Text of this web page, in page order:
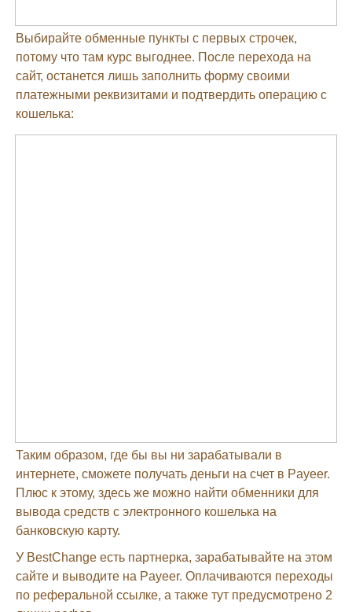
Выбирайте обменные пункты с первых строчек,
потому что там курс выгоднее. После перехода на
сайт, останется лишь заполнить форму своими
платежными реквизитами и подтвердить операцию с
кошелька:
Таким образом, где бы вы ни зарабатывали в
интернете, сможете получать деньги на счет в Payeer.
Плюс к этому, здесь же можно найти обменники для
вывода средств с электронного кошелька на
банковскую карту.
У BestChange есть партнерка, зарабатывайте на этом
сайте и выводите на Payeer. Оплачиваются переходы
по реферальной ссылке, а также тут предусмотрено 2